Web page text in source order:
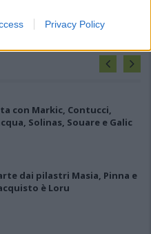
Privacy Policy
con Markic, Contucci,
Solinas, Souare e Galic
dai pilastri Masia, Pinna e
è Loru